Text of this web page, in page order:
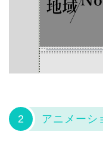
2 アニメーシ